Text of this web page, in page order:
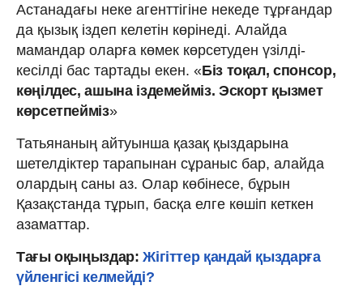
Астанадағы неке агенттігіне некеде тұрғандар
да қызық іздеп келетін көрінеді. Алайда
мамандар оларға көмек көрсетуден үзілді-
кесілді бас тартады екен. «Біз тоқал, спонсор,
көңілдес, ашына іздемейміз. Эскорт қызмет
көрсетпейміз»
Татьянаның айтуынша қазақ қыздарына
шетелдіктер тарапынан сұраныс бар, алайда
олардың саны аз. Олар көбінесе, бұрын
Қазақстанда тұрып, басқа елге көшіп кеткен
азаматтар.
Тағы оқыңыздар:Жігіттер қандай қыздарға
үйленгісі келмейді?